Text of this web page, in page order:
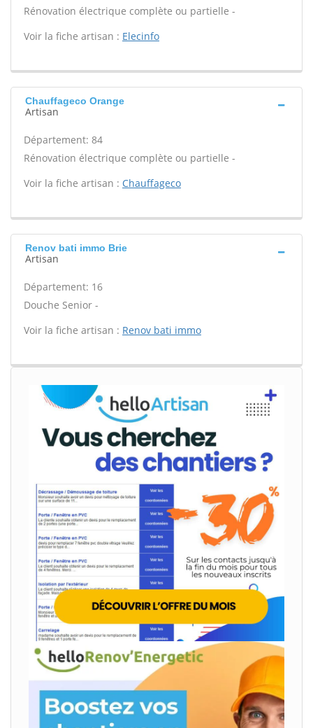
Rénovation électrique complète ou partielle -
Voir la fiche artisan : Elecinfo
Chauffageco Orange
Artisan
Département: 84
Rénovation électrique complète ou partielle -
Voir la fiche artisan : Chauffageco
Renov bati immo Brie
Artisan
Département: 16
Douche Senior -
Voir la fiche artisan : Renov bati immo